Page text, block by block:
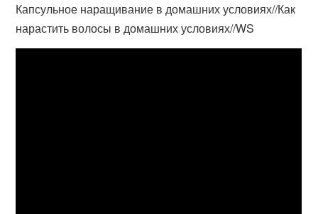
Капсульное наращивание в домашних условиях//Как
нарастить волосы в домашних условиях//WS